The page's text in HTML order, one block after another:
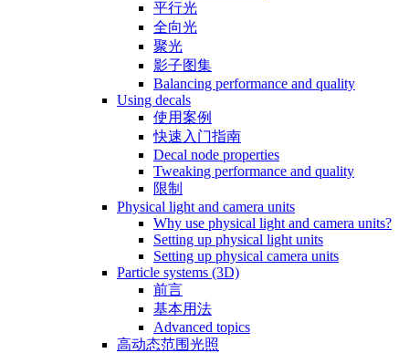
平行光
全向光
聚光
影子图集
Balancing performance and quality
Using decals
使用案例
快速入门指南
Decal node properties
Tweaking performance and quality
限制
Physical light and camera units
Why use physical light and camera units?
Setting up physical light units
Setting up physical camera units
Particle systems (3D)
前言
基本用法
Advanced topics
高动态范围光照